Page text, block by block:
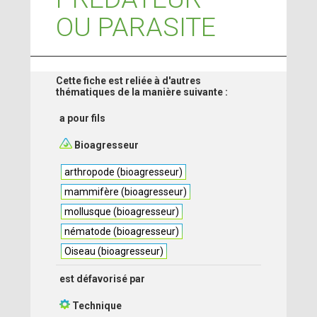
OU PARASITE
Cette fiche est reliée à d'autres
thématiques de la manière suivante :
a pour fils
Bioagresseur
arthropode (bioagresseur)
mammifère (bioagresseur)
mollusque (bioagresseur)
nématode (bioagresseur)
Oiseau (bioagresseur)
est défavorisé par
Technique